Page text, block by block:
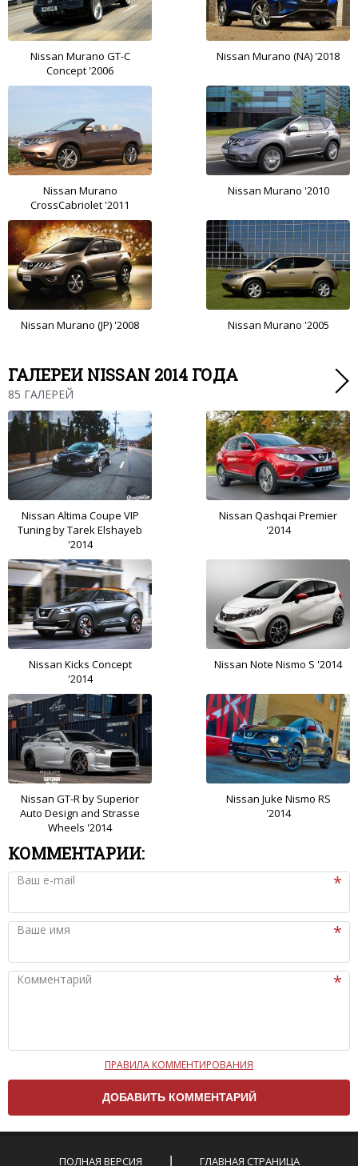
Nissan Murano GT-C
Concept '2006
Nissan Murano (NA) '2018
Nissan Murano
CrossCabriolet '2011
Nissan Murano '2010
Nissan Murano (JP) '2008 Nissan Murano '2005
ГАЛЕРЕИ NISSAN 2014 ГОДА
85 ГАЛЕРЕЙ
Nissan Altima Coupe VIP
Tuning by Tarek Elshayeb
'2014
Nissan Qashqai Premier
'2014
Nissan Kicks Concept
'2014
Nissan Note Nismo S '2014
Nissan GT-R by Superior
Auto Design and Strasse
Wheels '2014
Nissan Juke Nismo RS
'2014
КОММЕНТАРИИ:
Ваш e-mail
Ваше имя
Комментарий
Чтобы ваш комментарий был опубликован на сайте,
вам нужно придерживаться следующих правил:
Комментарий не может быть слишком
эмоциональных высказываний.
ПРАВИЛА КОММЕНТИРОВАНИЯ
ПОЛНАЯ ВЕРСИЯ ГЛАВНАЯ СТРАНИЦА